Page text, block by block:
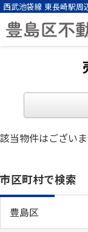
西武池袋線 東長崎駅周
ビーエスパートナー）
該当物件はございま
市区町村で検索
豊島区